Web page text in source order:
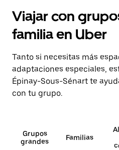
Viajar con
familia en Uber
Tanto si necesitas más
adaptaciones especiales,
Épinay-Sous-Sénart te
con tu grupo.
Grupos
grandes
Familias